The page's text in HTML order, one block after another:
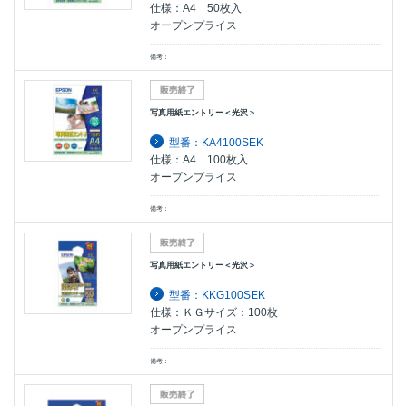
仕様：A4 50枚入
オープンプライス
備考：
写真用紙エントリー＜光沢＞
型番：KA4100SEK
仕様：A4 100枚入
オープンプライス
備考：
写真用紙エントリー＜光沢＞
型番：KKG100SEK
仕様：ＫＧサイズ：100枚
オープンプライス
備考：